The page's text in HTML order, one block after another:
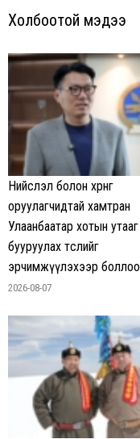
Холбоотой мэдээ
Нийслэл болон хөрөнгө
оруулагчидтай хамтран
Улаанбаатар хотын утааг
бууруулах төслийг
эрчимжүүлэхээр боллоо
2026-08-07